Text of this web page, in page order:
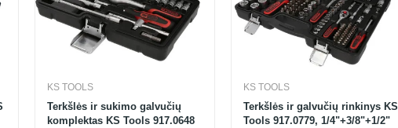
KS TOOLS
Terkšlės ir sukimo galvučių
komplektas KS Tools 917.0648
KS TOOLS
Terkšlės ir galvučių rinkinys KS
Tools 917.0779, 1/4"+3/8"+1/2"